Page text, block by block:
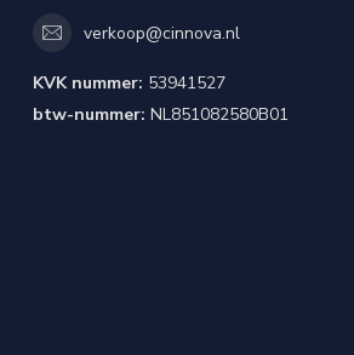
verkoop@cinnova.nl
KVK nummer: 53941527
btw-nummer: NL851082580B01